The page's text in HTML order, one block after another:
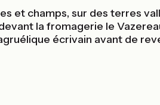
et champs, sur des terres
la fromagerie le
écrivain avant de